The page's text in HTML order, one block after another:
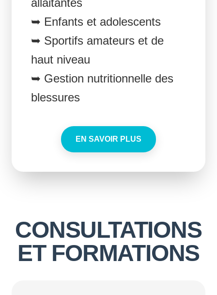
allaitantes
➥ Enfants et adolescents
➥ Sportifs amateurs et de
haut niveau
➥ Gestion nutritionnelle des
blessures
EN SAVOIR PLUS
CONSULTATIONS
ET FORMATIONS